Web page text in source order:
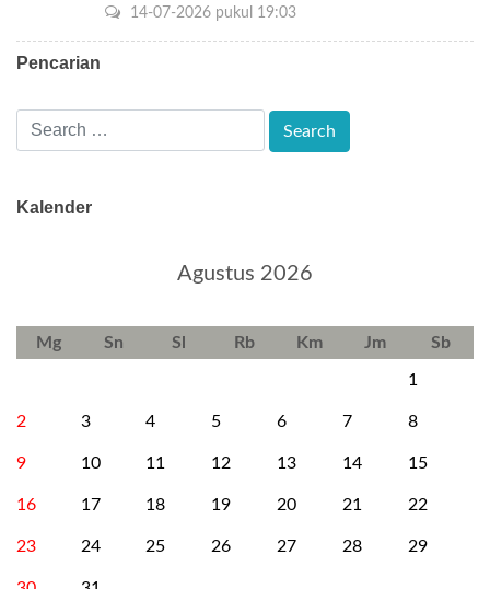
14-07-2026 pukul 19:03
Pencarian
Kalender
Agustus 2026
Mg Sn Sl Rb Km Jm Sb
1
2 3 4 5 6 7 8
9 10 11 12 13 14 15
16 17 18 19 20 21 22
23 24 25 26 27 28 29